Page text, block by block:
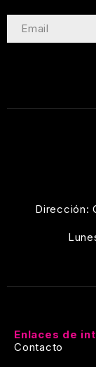
Dirección:
Enlaces de
Contacto